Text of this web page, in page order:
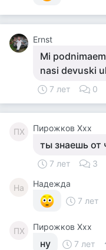
Ernst
Mi
nasi devuski
7 лет 0
ПХ Пирожков Ххх
ты знаешь от
7 лет 3
На
Надежда
7 лет
ПХ Пирожков Ххх
ну 7 лет